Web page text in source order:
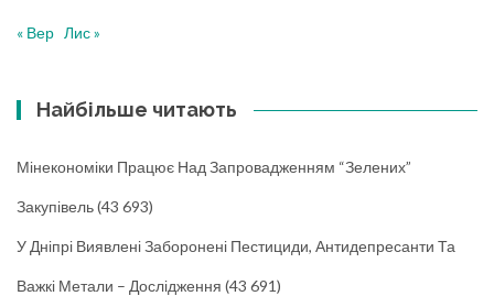
« Вер Лис »
Найбільше читають
Мінекономіки Працює Над Запровадженням “зелених”
Закупівель(43 693)
У Дніпрі Виявлені Заборонені Пестициди, Антидепресанти Та
Важкі Метали – Дослідження (43 691)